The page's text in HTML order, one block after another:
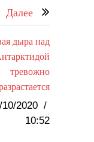
Далее
дыра над
тревожно
10/2020 /
10:52